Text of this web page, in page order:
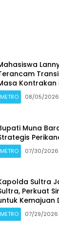
Kontrakan
METRO 08/05/2026
Muna
METRO 07/30/2026
Sultra
Perkuat
Kemajuan
METRO 07/29/2026